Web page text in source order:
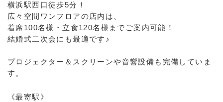
横浜駅西口徒歩5分！
広々空間ワンフロアの店内は、
着席100名様・立食120名様までご案内可能！
結婚式二次会にも最適です♪
プロジェクター＆スクリーンや音響設備も完備していま
す。
《最寄駅》